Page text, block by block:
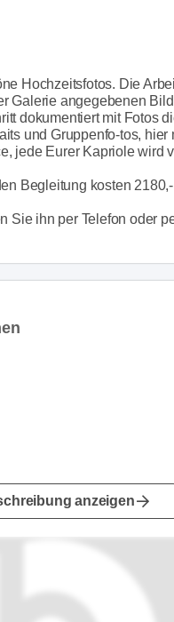
Hochzeitsfotos. Die
Galerie angegebenen
dokumentiert mit Fotos
und Gruppenfo-tos,
jede Eurer Kapriole wird
Begleitung kosten
Sie ihn per Telefon oder
anzeigen